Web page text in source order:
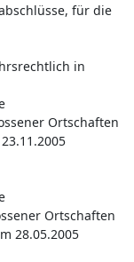
für die
in
Ortschaften
Ortschaften
28.05.2005